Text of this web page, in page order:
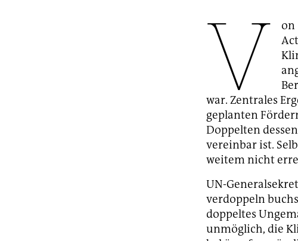
V
on
war. Zentrales
geplanten
Doppelten
vereinbar ist.
weitem nicht
UN-
verdoppeln
doppeltes
unmöglich, die